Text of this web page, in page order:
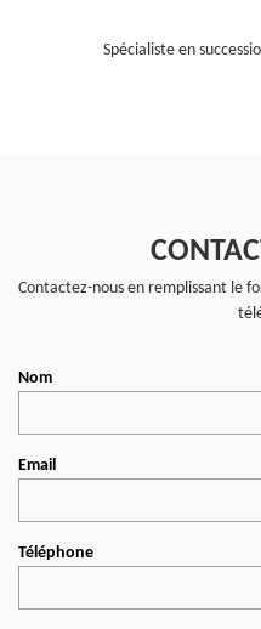
Spécialiste en
Contactez-nous en remplissant le
Nom
Email
Téléphone